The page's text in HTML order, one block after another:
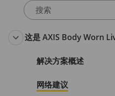
搜索
这是 AXIS Body Worn
解决方案概述
网络建议